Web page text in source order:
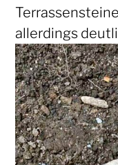
allerdings